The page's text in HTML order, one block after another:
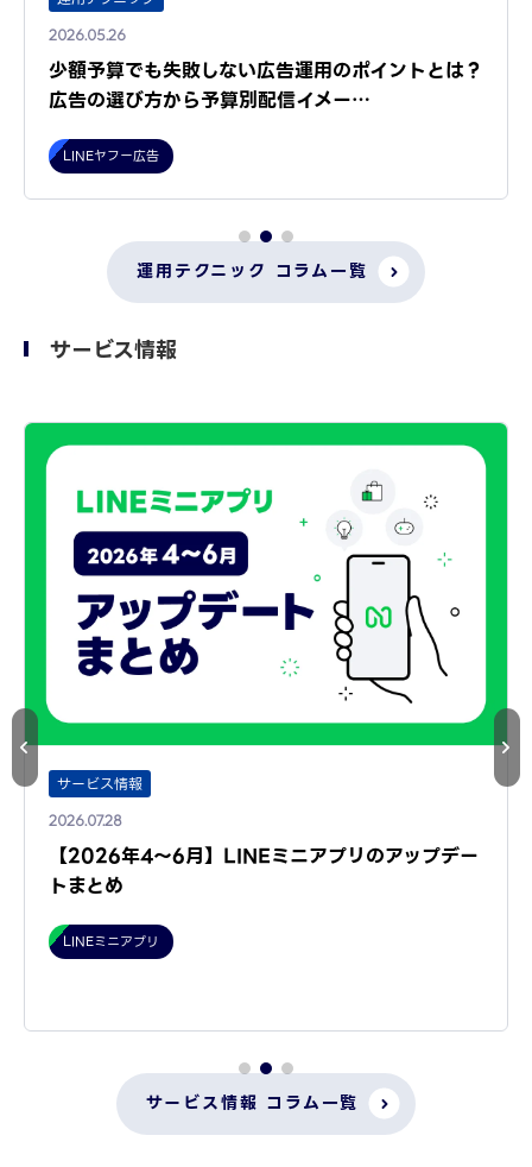
2026.05.26
少額予算でも失敗しない広告運用のポイントとは？
広告の選び方から予算別配信イメー…
LINEヤフー広告
運用テクニック コラム一覧
サービス情報
サービス情報
2026.07.28
【2026年4～6月】LINEミニアプリのアップデー
トまとめ
LINEミニアプリ
サービス情報 コラム一覧